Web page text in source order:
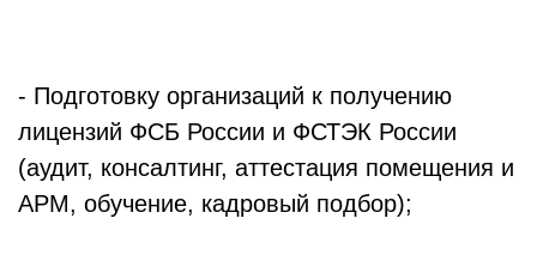
- Подготовку организаций к получению
лицензий ФСБ России и ФСТЭК России
(аудит, консалтинг, аттестация помещения и
АРМ, обучение, кадровый подбор);